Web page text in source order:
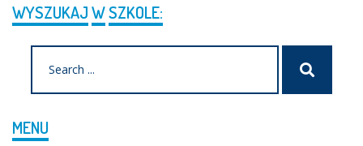
WYSZUKAJWSZKOLE:
MENU